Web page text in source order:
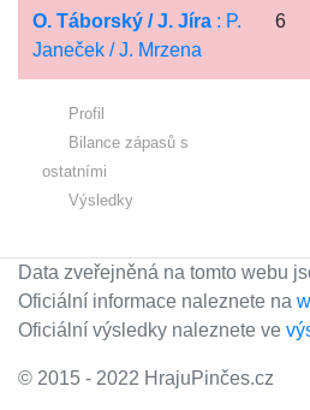
O. Táborský / J. Jíra : P.
Janeček / J. Mrzena
6
Profil
Bilance zápasů s
ostatními
Výsledky
Data zveřejněná na tomto webu
Oficiální informace naleznete na
Oficiální výsledky naleznete ve
© 2015 - 2022 HrajuPinčes.cz